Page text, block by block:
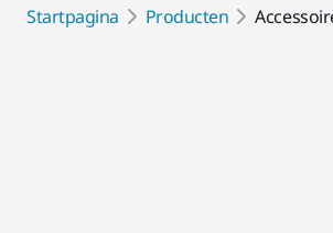
Startpagina Producten